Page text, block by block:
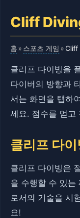
Cliff
홈 » 스포츠 게임 »Cliff
클리프 다이빙을
다이버의 방향과
서는 화면을 탭하
세요. 점수를 얻고
클리프 다
클리프 다이빙은
을 수행할 수 있는
로서의 기술을 시
요!